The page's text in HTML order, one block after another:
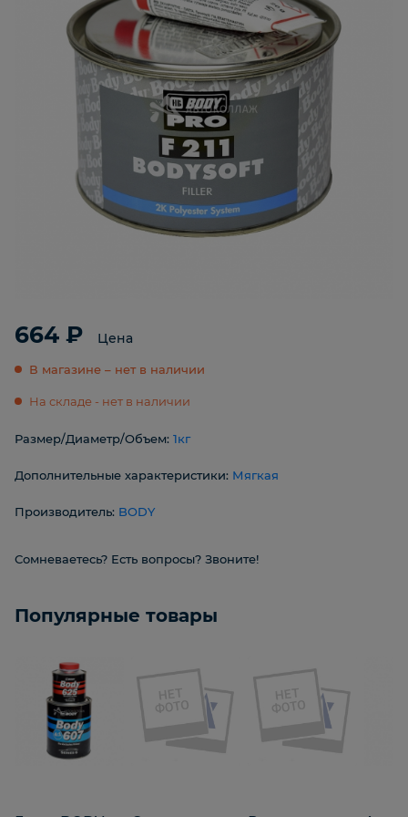
664 ₽ Цена
В магазине – нет в наличии
На складе - нет в наличии
Размер/Диаметр/Объем: 1кг
Дополнительные характеристики: Мягкая
Производитель: BODY
Сомневаетесь? Есть вопросы? Звоните!
Популярные товары